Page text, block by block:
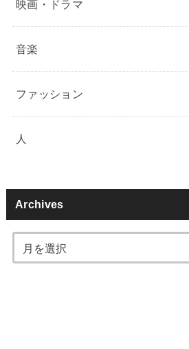
映画・ドラマ
音楽
ファッション
人
Archives